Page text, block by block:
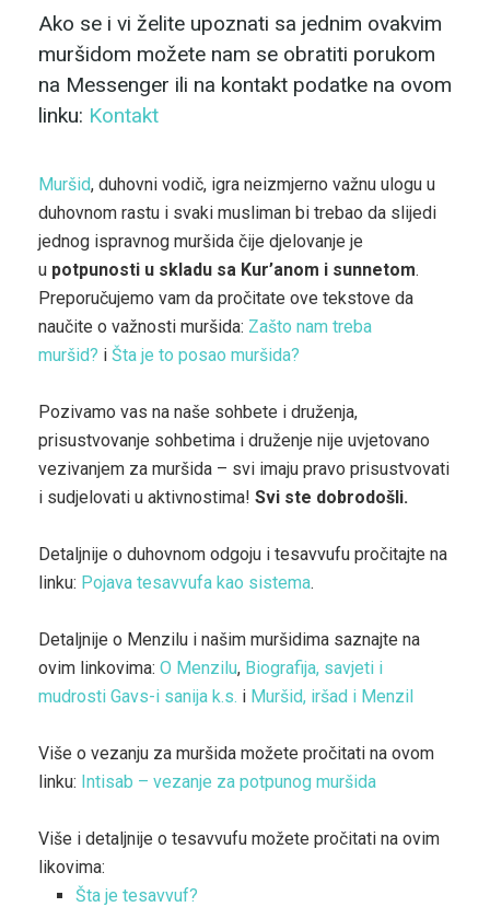
Ako se i vi želite upoznati sa jednim ovakvim
muršidom možete nam se obratiti porukom
na Messenger ili na kontakt podatke na ovom
linku: Kontakt
Muršid, duhovni vodič, igra neizmjerno važnu ulogu u
duhovnom rastu i svaki musliman bi trebao da slijedi
jednog ispravnog muršida čije djelovanje je
u potpunosti u skladu sa Kur’anom i sunnetom.
Preporučujemo vam da pročitate ove tekstove da
naučite o važnosti muršida: Zašto nam treba
muršid? i Šta je to posao muršida?
Pozivamo vas na naše sohbete i druženja,
prisustvovanje sohbetima i druženje nije uvjetovano
vezivanjem za muršida – svi imaju pravo prisustvovati
i sudjelovati u aktivnostima! Svi ste dobrodošli.
Detaljnije o duhovnom odgoju i tesavvufu pročitajte na
linku: Pojava tesavvufa kao sistema.
Detaljnije o Menzilu i našim muršidima saznajte na
ovim linkovima: O Menzilu, Biografija, savjeti i
mudrosti Gavs-i sanija k.s. i Muršid, iršad i Menzil
Više o vezanju za muršida možete pročitati na ovom
linku: Intisab – vezanje za potpunog muršida
Više i detaljnije o tesavvufu možete pročitati na ovim
likovima:
Šta je tesavvuf?